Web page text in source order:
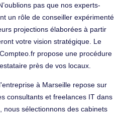
pas que nos experts-
un rôle de conseiller expérimenté
projections élaborées à partir
votre vision stratégique. Le
propose une procédure
près de vos locaux.
à Marseille repose sur
consultants et freelances IT dans
nous sélectionnons des cabinets